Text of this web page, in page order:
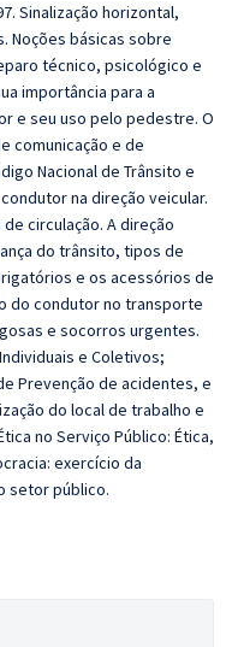
Sinalização horizontal,
Noções básicas sobre
técnico, psicológico e
importância para a
e seu uso pelo pedestre. O
comunicação e de
Nacional de Trânsito e
na direção veicular.
circulação. A direção
do trânsito, tipos de
e os acessórios de
do condutor no transporte
e socorros urgentes.
e Coletivos;
Prevenção de acidentes, e
do local de trabalho e
no Serviço Público: Ética,
exercício da
setor público.